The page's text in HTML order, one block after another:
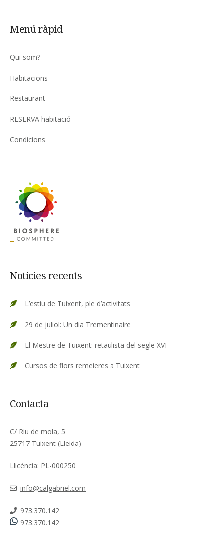
Menú ràpid
Qui som?
Habitacions
Restaurant
RESERVA habitació
Condicions
Notícies recents
L’estiu de Tuixent, ple d’activitats
29 de juliol: Un dia Trementinaire
El Mestre de Tuixent: retaulista del segle XVI
Cursos de flors remeieres a Tuixent
Contacta
C/ Riu de mola, 5
25717 Tuixent (Lleida)
Llicència: PL-000250
info@calgabriel.com
973.370.142
973.370.142